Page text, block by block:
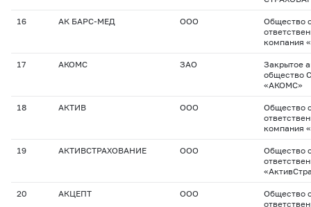
16 АК БАРС-МЕД ООО
Общество
компания
17 АКОМС ЗАО
Закрытое
общество
«АКОМС»
18 АКТИВ ООО
Общество
компания
19 АКТИВСТРАХОВАНИЕ ООО
Общество
20 АКЦЕПТ ООО
Общество